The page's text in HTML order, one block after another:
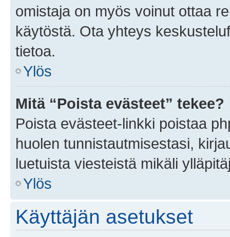
omistaja on myös voinut ottaa
käytöstä. Ota yhteys
tietoa.
Ylös
Mitä “Poista evästeet” tekee?
Poista evästeet-linkki poistaa
huolen tunnistautmisestasi,
luetuista viesteistä mikäli
Ylös
Käyttäjän asetukset